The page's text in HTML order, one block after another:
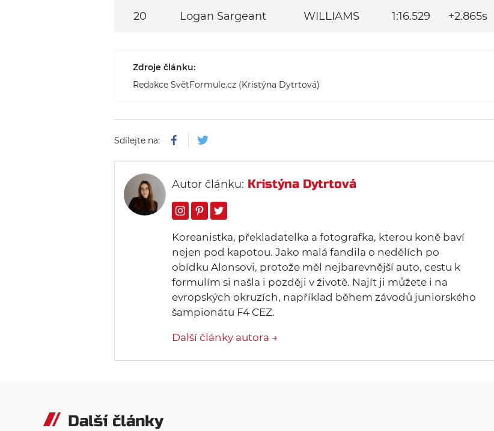
20 Logan Sargeant WILLIAMS 1:16.529 +2.865s
Zdroje článku:
Redakce SvětFormule.cz (Kristýna Dytrtová)
Sdílejte na:
Autor článku: Kristýna Dytrtová
Koreanistka, překladatelka a fotografka, kterou koně baví
nejen pod kapotou. Jako malá fandila o nedělích po
obídku Alonsovi, protože měl nejbarevnější auto, cestu k
formulím si našla i později v životě. Najít ji můžete i na
evropských okruzích, například během závodů juniorského
šampionátu F4 CEZ.
Další články autora →
Další články